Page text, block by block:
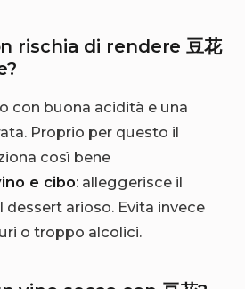
rischia di rendere 豆花
con buona acidità e una
Proprio per questo il
così bene
e cibo: alleggerisce il
dessert arioso. Evita invece
o troppo alcolici.